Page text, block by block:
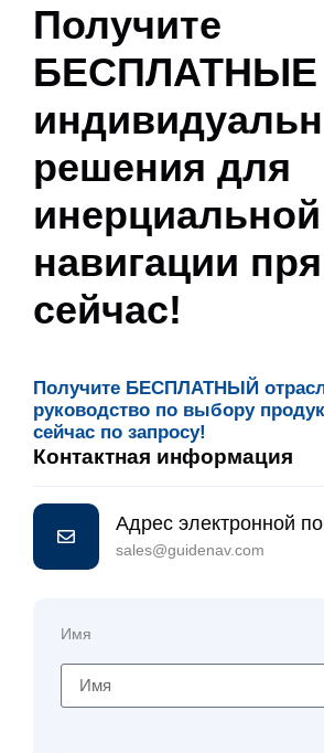
Получите
БЕСПЛАТНЫЕ
решения для
инерциальной
навигации
сейчас!
Получите БЕСПЛАТНЫЙ
руководство по выбору
сейчас по запросу!
Контактная информация
Адрес электронной
sales@guidenav.com
Имя